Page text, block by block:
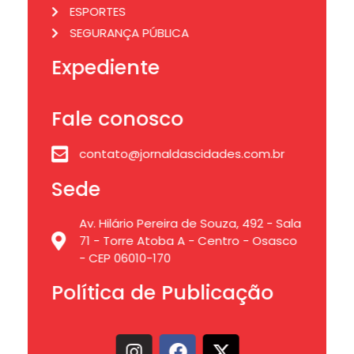
ESPORTES
SEGURANÇA PÚBLICA
Expediente
Fale conosco
contato@jornaldascidades.com.br
Sede
Av. Hilário Pereira de Souza, 492 - Sala
71 - Torre Atoba A - Centro - Osasco
- CEP 06010-170
Política de Publicação